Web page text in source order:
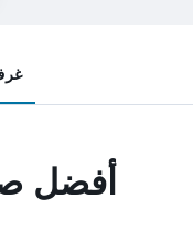
أفضل